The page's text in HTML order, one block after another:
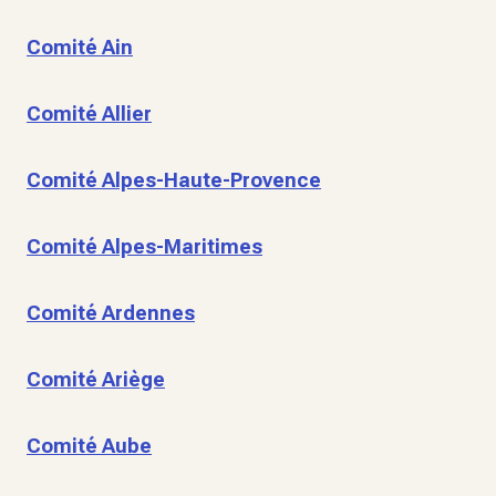
Comité Ain
Comité Allier
Comité Alpes-Haute-Provence
Comité Alpes-Maritimes
Comité Ardennes
Comité Ariège
Comité Aube